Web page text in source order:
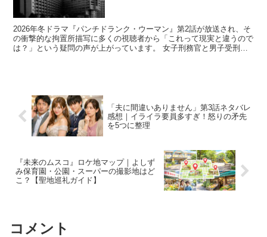
2026年冬ドラマ『パンチドランク・ウーマン』第2話が放送され、そ
の衝撃的な拘置所描写に多くの視聴者から「これって現実と違うので
は？」という疑問の声が上がっています。 女子刑務官と男子受刑者
「夫に間違いありません」第3話ネタバレ
感想｜イライラ要員多すぎ！怒りの矛先
を5つに整理
『未来のムスコ』ロケ地マップ｜よしず
み保育園・公園・スーパーの撮影地はど
こ？【聖地巡礼ガイド】
コメント